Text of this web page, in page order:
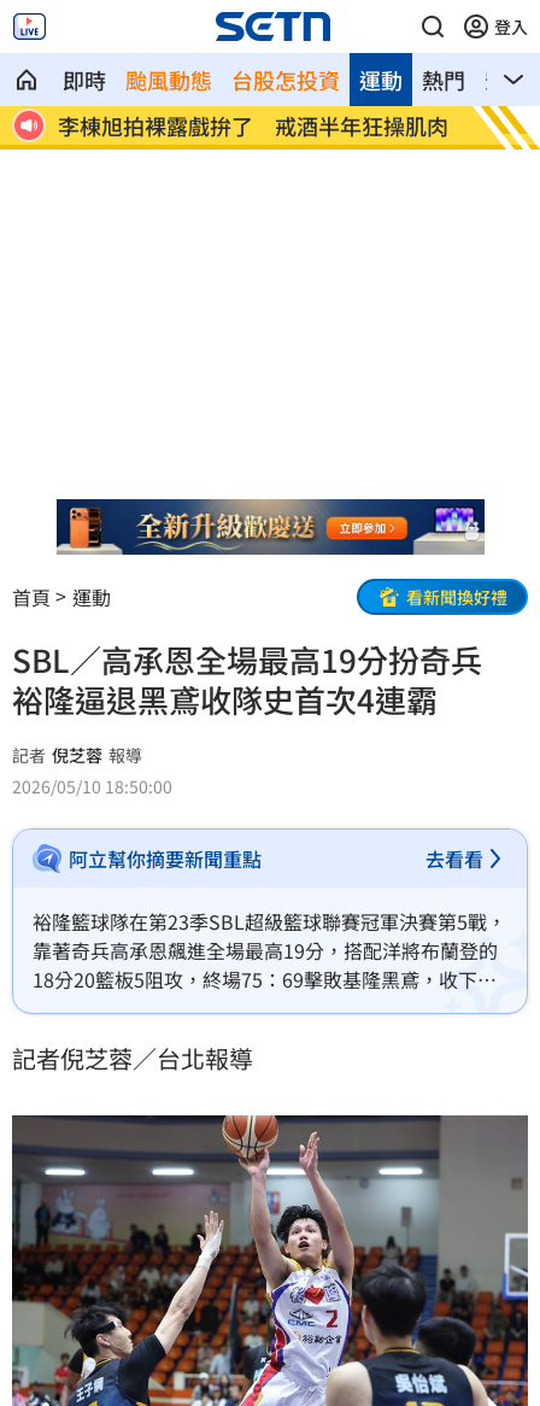
登入
即時 颱風動態 台股怎投資 熱門 影音
運動
肉
慈濟被詐10億 王必勝曝「陳時中早示
警」
華邦
建
首頁 運動 看新聞換好禮
SBL／高承恩全場最高19分扮奇兵
裕隆逼退黑鳶收隊史首次4連霸
記者 倪芝蓉 報導
2026/05/10 18:50:00
阿立幫你摘要新聞重點 去看看
裕隆籃球隊在第23季SBL超級籃球聯賽冠軍決賽第5戰，
靠著奇兵高承恩飆進全場最高19分，搭配洋將布蘭登的
18分20籃板5阻攻，終場75：69擊敗基隆黑鳶，收下隊
史首次4連霸。
記者倪芝蓉／台北報導